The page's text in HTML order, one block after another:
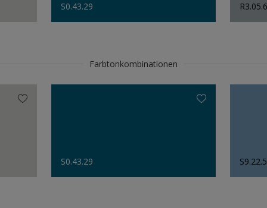
S0.43.29
Farbtonkombinationen
S0.43.29